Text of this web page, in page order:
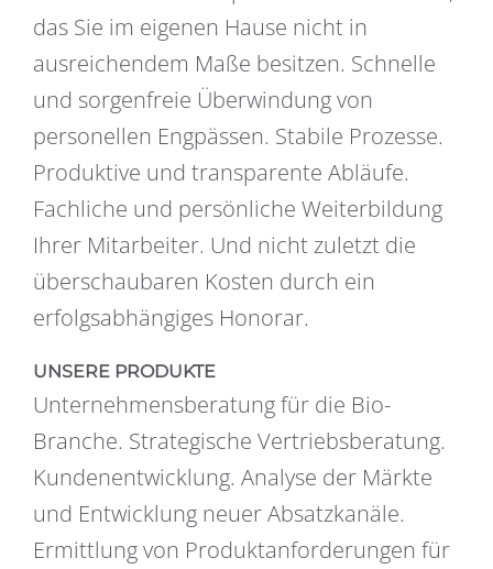
das Sie im eigenen Hause nicht in
ausreichendem Maße besitzen. Schnelle
und sorgenfreie Überwindung von
personellen Engpässen. Stabile Prozesse.
Produktive und transparente Abläufe.
Fachliche und persönliche Weiterbildung
Ihrer Mitarbeiter. Und nicht zuletzt die
überschaubaren Kosten durch ein
erfolgsabhängiges Honorar.
UNSERE PRODUKTE
Unternehmensberatung für die Bio-
Branche. Strategische Vertriebsberatung.
Kundenentwicklung. Analyse der Märkte
und Entwicklung neuer Absatzkanäle.
Ermittlung von Produktanforderungen für